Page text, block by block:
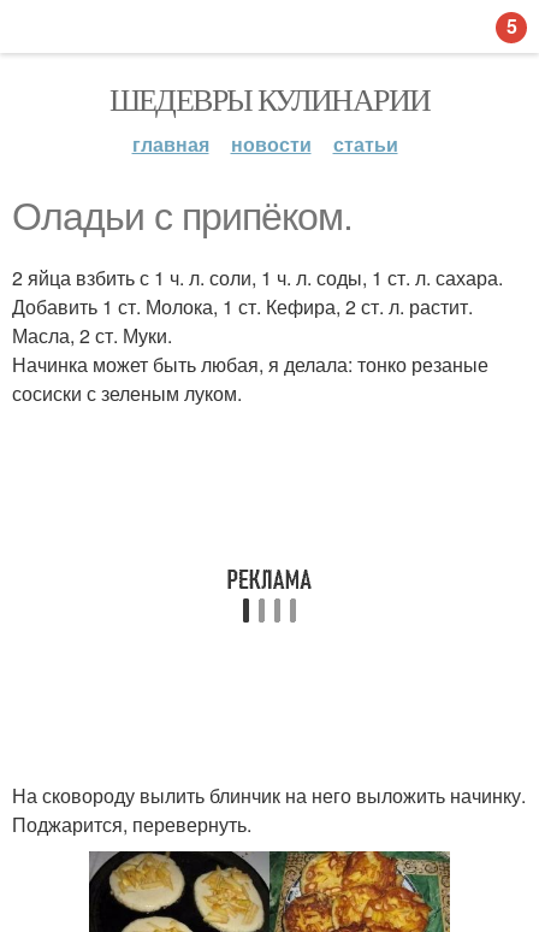
ШЕДЕВРЫ КУЛИНАРИИ
главная новости статьи
Оладьи с припёком.
2 яйца взбить с 1 ч. л. соли, 1 ч. л. соды, 1 ст. л. сахара.
Добавить 1 ст. Молока, 1 ст. Кефира, 2 ст. л. растит.
Масла, 2 ст. Муки.
Начинка может быть любая, я делала: тонко резаные
сосиски с зеленым луком.
На сковороду вылить блинчик на него выложить начинку.
Поджарится, перевернуть.
5